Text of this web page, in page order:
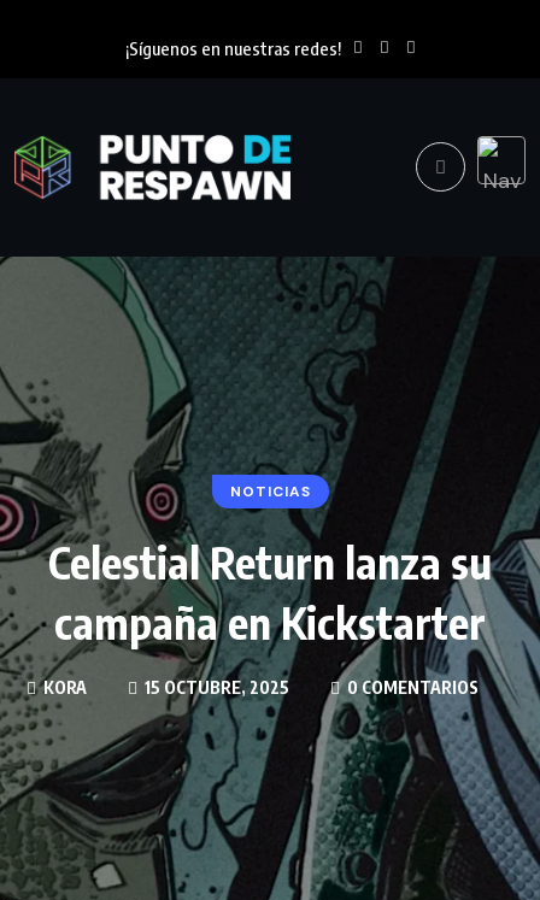
¡Síguenos en nuestras redes!
NOTICIAS
Celestial Return lanza su
campaña en Kickstarter
KORA 15 OCTUBRE, 2025 0 COMENTARIOS